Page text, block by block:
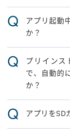
Q
アプリ起動
か？
Q
プリインス
で、自動的
か？
Q アプリをSD